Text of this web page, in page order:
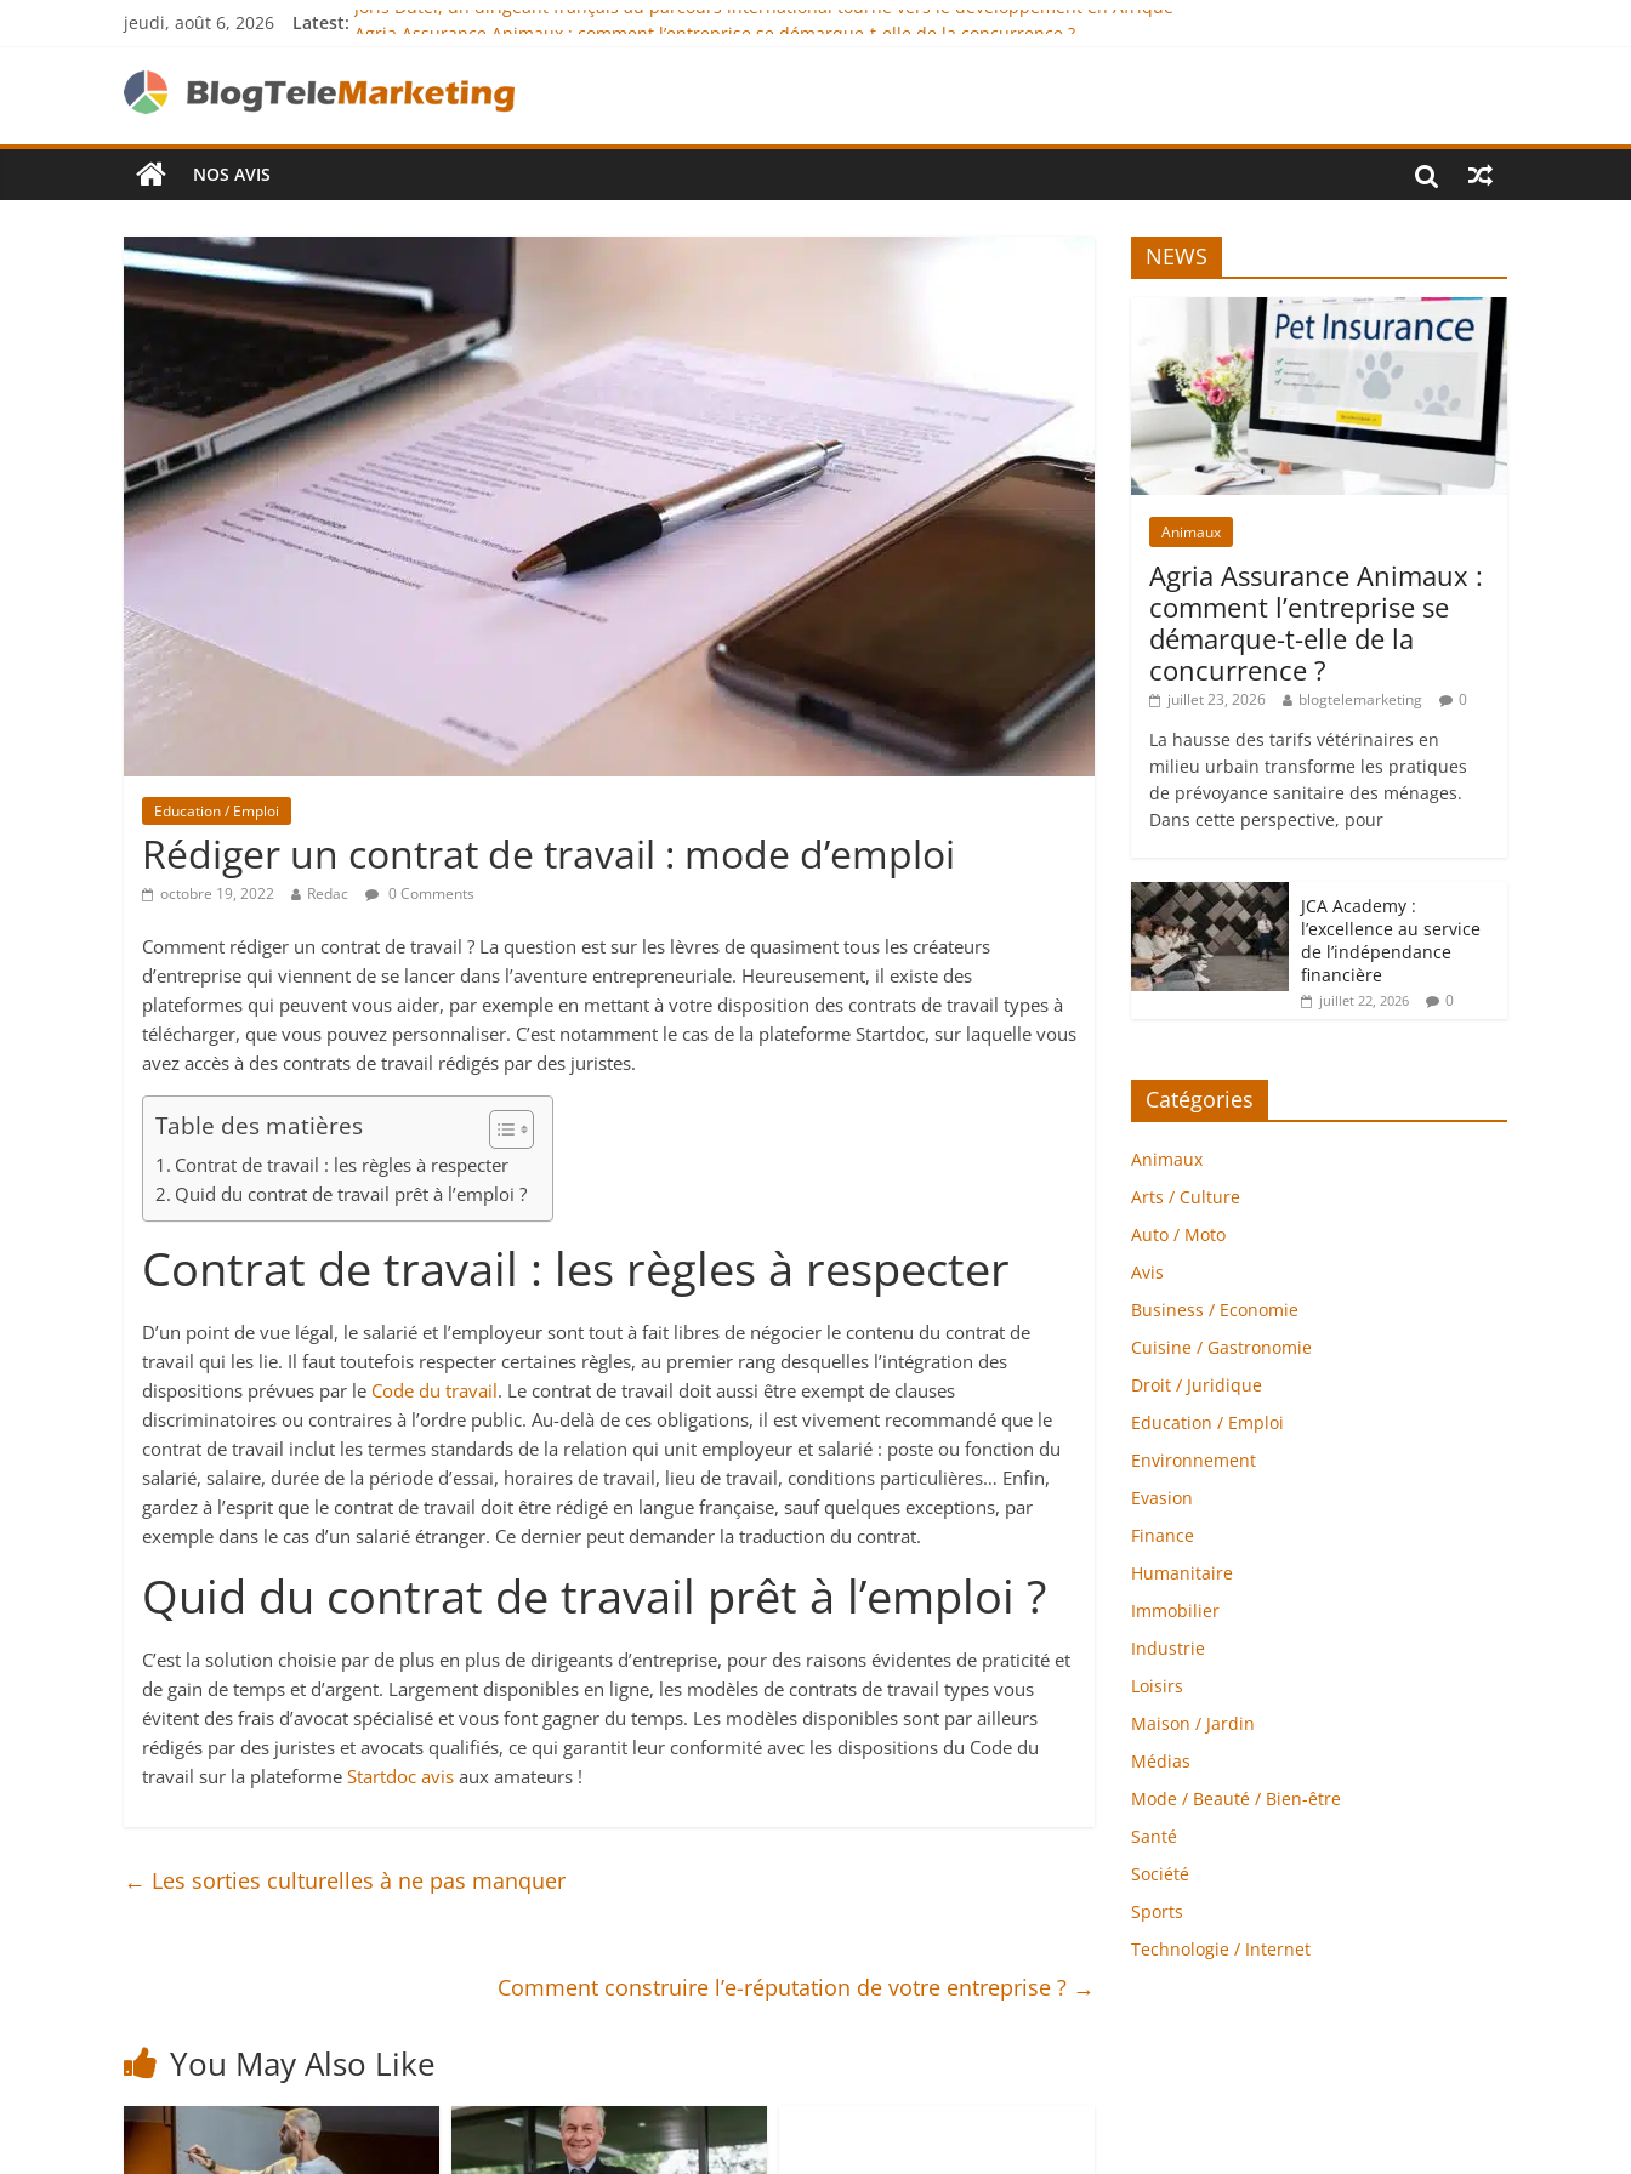
jeudi, août 6, 2026 Latest: Joris Dutel, un dirigeant français au parcours international tourné vers le développement en Afrique
JCA Academy : l’excellence au service de l’indépendance financière
Denis Bouclon : la diplomatie éducative comme moteur de coopération internationale
NOS AVIS
Education / Emploi
Rédiger un contrat de travail : mode d’emploi
octobre 19, 2022 Redac 0 Comments
Comment rédiger un contrat de travail ? La question est sur les lèvres de quasiment tous les créateurs
d’entreprise qui viennent de se lancer dans l’aventure entrepreneuriale. Heureusement, il existe des
plateformes qui peuvent vous aider, par exemple en mettant à votre disposition des contrats de travail types à
télécharger, que vous pouvez personnaliser. C’est notamment le cas de la plateforme Startdoc, sur laquelle vous
avez accès à des contrats de travail rédigés par des juristes.
Table des matières
Contrat de travail : les règles à respecter
Quid du contrat de travail prêt à l’emploi ?
Contrat de travail : les règles à respecter
D’un point de vue légal, le salarié et l’employeur sont tout à fait libres de négocier le contenu du contrat de
travail qui les lie. Il faut toutefois respecter certaines règles, au premier rang desquelles l’intégration des
dispositions prévues par le Code du travail. Le contrat de travail doit aussi être exempt de clauses
discriminatoires ou contraires à l’ordre public. Au-delà de ces obligations, il est vivement recommandé que le
contrat de travail inclut les termes standards de la relation qui unit employeur et salarié : poste ou fonction du
salarié, salaire, durée de la période d’essai, horaires de travail, lieu de travail, conditions particulières… Enfin,
gardez à l’esprit que le contrat de travail doit être rédigé en langue française, sauf quelques exceptions, par
exemple dans le cas d’un salarié étranger. Ce dernier peut demander la traduction du contrat.
Quid du contrat de travail prêt à l’emploi ?
C’est la solution choisie par de plus en plus de dirigeants d’entreprise, pour des raisons évidentes de praticité et
de gain de temps et d’argent. Largement disponibles en ligne, les modèles de contrats de travail types vous
évitent des frais d’avocat spécialisé et vous font gagner du temps. Les modèles disponibles sont par ailleurs
rédigés par des juristes et avocats qualifiés, ce qui garantit leur conformité avec les dispositions du Code du
travail sur la plateforme Startdoc avis aux amateurs !
← Les sorties culturelles à ne pas manquer
Comment construire l’e-réputation de votre entreprise ? →
You May Also Like
NEWS
Animaux
Agria Assurance Animaux :
comment l’entreprise se
démarque-t-elle de la
concurrence ?
juillet 23, 2026 blogtelemarketing 0
La hausse des tarifs vétérinaires en
milieu urbain transforme les pratiques
de prévoyance sanitaire des ménages.
Dans cette perspective, pour
JCA Academy :
l’excellence au service
de l’indépendance
financière
juillet 22, 2026 0
Catégories
Animaux
Arts / Culture
Auto / Moto
Avis
Business / Economie
Cuisine / Gastronomie
Droit / Juridique
Education / Emploi
Environnement
Evasion
Finance
Humanitaire
Immobilier
Industrie
Loisirs
Maison / Jardin
Médias
Mode / Beauté / Bien-être
Santé
Société
Sports
Technologie / Internet